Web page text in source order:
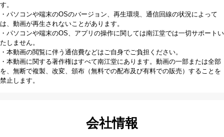
す。
・パソコンや端末のOSのバージョン、再生環境、通信回線の状況によって
は、動画が再生されないことがあります。
・パソコンや端末のOS、アプリの操作に関しては南江堂では一切サポートい
たしません。
・本動画の閲覧に伴う通信費などはご自身でご負担ください。
・本動画に関する著作権はすべて南江堂にあります。動画の一部または全部
を、無断で複製、改変、頒布（無料での配布及び有料での販売）することを
禁止します。
会社情報